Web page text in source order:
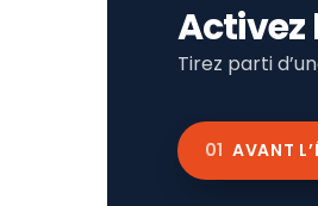
Activez
Tirez parti
01 AVANT